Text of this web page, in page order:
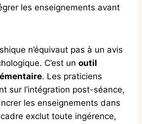
les enseignements avant
n’équivaut pas à un avis
C’est un outil
. Les praticiens
sur l’intégration post-séance,
les enseignements dans
exclut toute ingérence,